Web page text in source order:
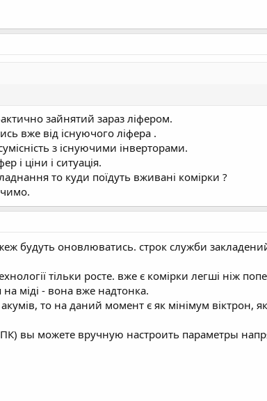
зайнятий зараз ліфером.
вже від існуючого ліфера .
з існуючими інверторами.
і ціни і ситуація.
то куди поїдуть вживані комірки ?
жеж будуть оновлюватись. строк служби
тільки росте. вже є комірки легші ніж
міді - вона вже надтонка.
то на даний момент є як мінімум віктрон,
ПК) вы можете вручную настроить параметры